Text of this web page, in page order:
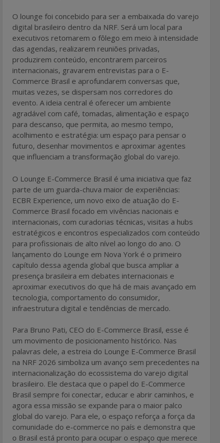
O lounge foi concebido para ser a embaixada do varejo
digital brasileiro dentro da NRF. Será um local para
executivos retomarem o fôlego em meio à intensidade
das agendas, realizarem reuniões privadas,
produzirem conteúdo, encontrarem parceiros
internacionais, gravarem entrevistas para o E-
Commerce Brasil e aprofundarem conversas que,
muitas vezes, se dispersam nos corredores do
evento. A ideia central é oferecer um ambiente
agradável com café, tomadas, alimentação e espaço
para descanso, que permita, ao mesmo tempo,
acolhimento e estratégia: um espaço para pensar o
futuro, desenhar movimentos e aproximar agentes
que influenciam a transformação global do varejo.
O Lounge E-Commerce Brasil é uma iniciativa que faz
parte de um guarda-chuva maior de experiências:
ECBR Experience, um novo eixo de atuação do E-
Commerce Brasil focado em vivências nacionais e
internacionais, com curadorias técnicas, visitas a hubs
estratégicos e encontros especializados com conteúdo
para profissionais de alto nível ao longo do ano. O
lançamento do Lounge em Nova York é o primeiro
capítulo dessa agenda global que busca ampliar a
presença brasileira em debates internacionais e
aproximar executivos do que há de mais avançado em
tecnologia, comportamento do consumidor,
infraestrutura digital e tendências de mercado.
Para Bruno Pati, CEO do E-Commerce Brasil, esse é
um movimento de posicionamento histórico. Nas
palavras dele, a estreia do Lounge E-Commerce Brasil
na NRF 2026 simboliza um avanço sem precedentes na
internacionalização do ecossistema do varejo digital
brasileiro. Ele destaca que o papel do E-Commerce
Brasil sempre foi conectar, educar e abrir caminhos, e
agora essa missão se expande para o maior palco
global do varejo. Para ele, o espaço reforça a força da
comunidade do e-commerce no país e demonstra que
o Brasil está pronto para ocupar o espaço que merece